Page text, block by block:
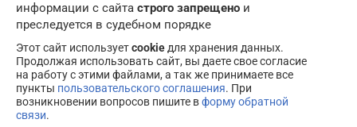
информации с сайта строго запрещено и
преследуется в судебном порядке
Этот сайт используетcookieдля хранения данных.
Продолжая использовать сайт, вы даете свое согласие
на работу с этими файлами, а так же принимаете все
пункты пользовательского соглашения. При
возникновении вопросов пишите вформу обратной
связи.